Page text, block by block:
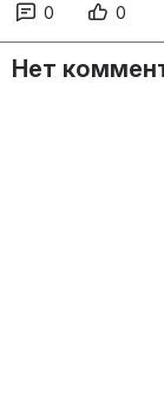
0 0
Нет